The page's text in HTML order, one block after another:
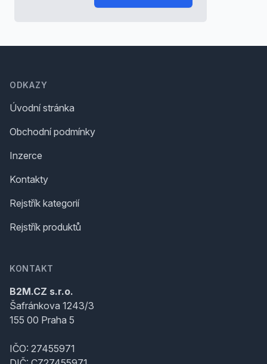
ODKAZY
Úvodní stránka
Obchodní podmínky
Inzerce
Kontakty
Rejstřík kategorií
Rejstřík produktů
KONTAKT
B2M.CZ s.r.o.
Šafránkova 1243/3
155 00 Praha 5
IČO: 27455971